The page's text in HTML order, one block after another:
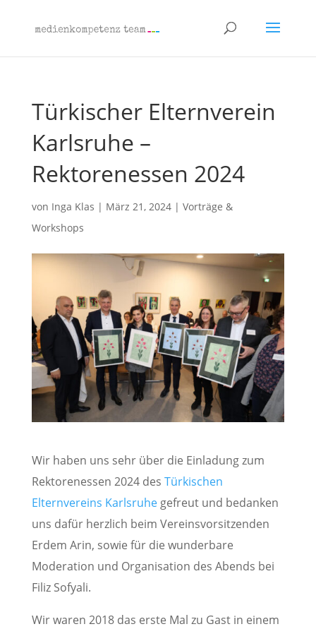
Türkischer Elternverein
Karlsruhe –
Rektorenessen 2024
von Inga Klas | März 21, 2024| Vorträge &
Workshops
Wir haben uns sehr über die Einladung zum
Rektorenessen 2024 des Türkischen
Elternvereins Karlsruhegefreut und bedanken
uns dafür herzlich beim Vereinsvorsitzenden
Erdem Arin, sowie für die wunderbare
Moderation und Organisation des Abends bei
Filiz Sofyali.
Wir waren 2018 das erste Mal zu Gast in einem